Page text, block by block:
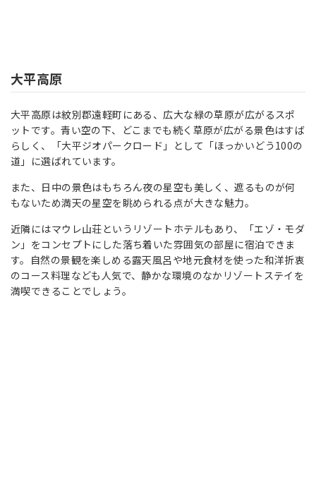
大平高原
大平高原は紋別郡遠軽町にある、広大な緑の草原が広がるスポ
ットです。青い空の下、どこまでも続く草原が広がる景色はすば
らしく、「大平ジオパークロード」として「ほっかいどう100の
道」に選ばれています。
また、日中の景色はもちろん夜の星空も美しく、遮るものが何
もないため満天の星空を眺められる点が大きな魅力。
近隣にはマウレ山荘というリゾートホテルもあり、「エゾ・モダ
ン」をコンセプトにした落ち着いた雰囲気の部屋に宿泊できま
す。自然の景観を楽しめる露天風呂や地元食材を使った和洋折衷
のコース料理なども人気で、静かな環境のなかリゾートステイを
満喫できることでしょう。